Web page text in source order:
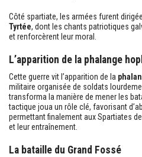
Côté spartiate, les armées furent
Tyrtée, dont les chants patriotiques
et renforcèrent leur moral.
L’apparition de la phalange
Cette guerre vit l’apparition de la
militaire organisée de soldats
transforma la manière de mener les
tactique joua un rôle clé, favorisant
permettant finalement aux Spartiates
et leur entraînement.
La bataille du Grand Fossé